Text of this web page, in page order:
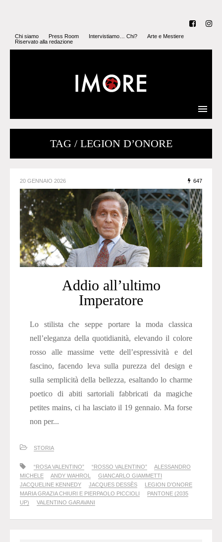
Chi siamo Press Room Intervistiamo… Chi?
Arte e Mestiere
Riservato alla redazione
TAG / LEGION D’ONORE
20 GENNAIO 2026 647
Addio all’ultimo
Imperatore
Lo stilista che seppe portare la moda classica
nell’eleganza della quotidianità, elevando il colore
rosso alle massime vette dell’espressività e del
fascino, facendo leva sulla purezza del design e
sulla semplicità della bellezza, esaltando lo charme
poetico di abiti sartoriali fabbricati da magiche
petites mains, ci ha lasciato il 19 gennaio. Ma forse
non per...
STORIA
“ROSA VALENTINO” “ROSSO VALENTINO”
ALESSANDRO
MICHELE
ANDY WAHROL
GIANCARLO GIAMMETTI
JACQUELINE KENNEDY
JACQUES DESSÈS
LEGION D’ONORE
MARIA GRAZIA CHIURI E PIERPAOLO PICCIOLI
PANTONE (2035
UP)
VALENTINO GARAVANI